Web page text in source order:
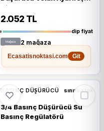
Vida X Rakorlu 602111109
2.052 TL
dip fiyat
2 mağaza
Ecasatisnoktasi.com
Git
BASINÇ DÜŞÜRÜCÜ sınırlı stok
3/4 Basınç Düşürücü Su
Basınç Regülatörü